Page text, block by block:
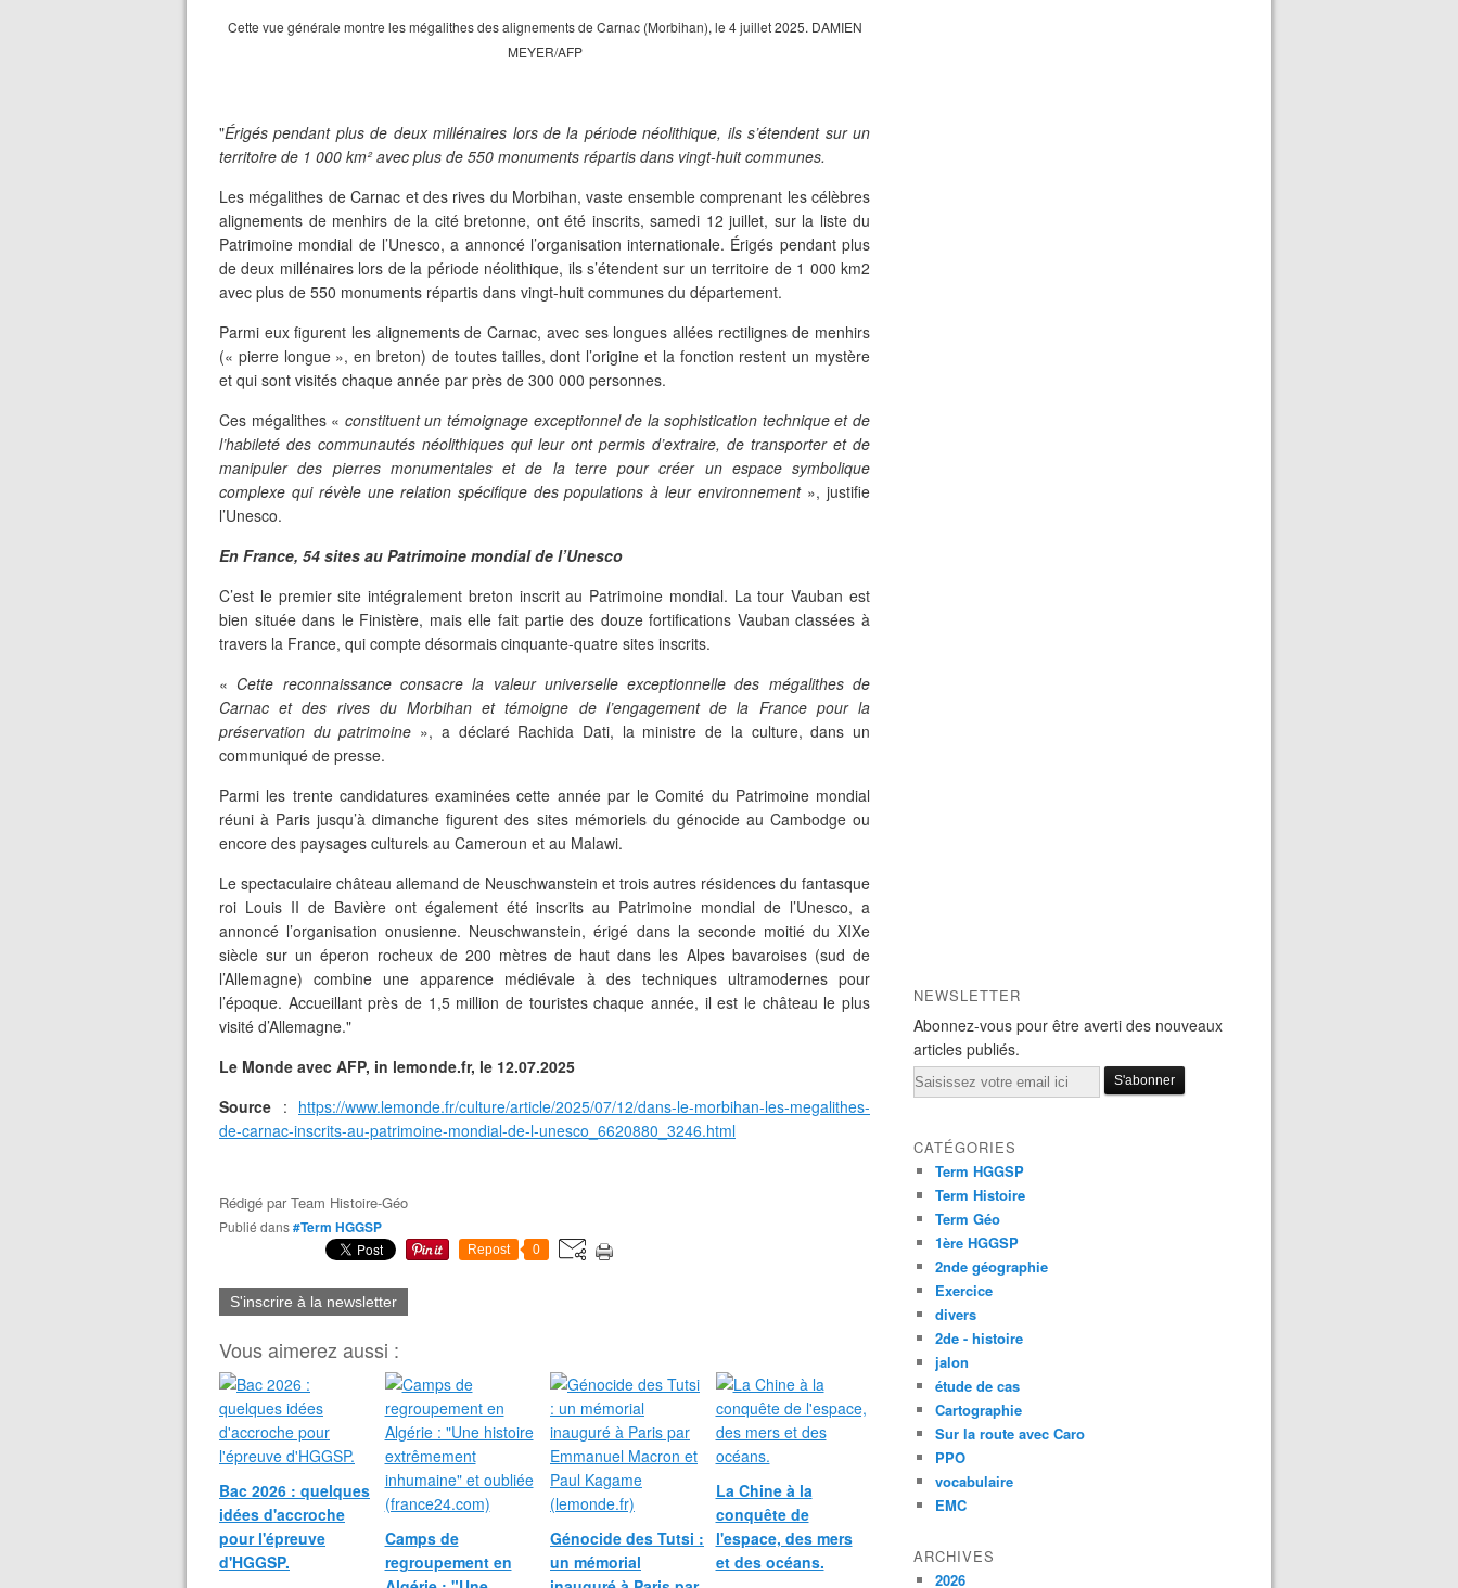
Cette vue générale montre les mégalithes des alignements de Carnac (Morbihan), le 4 juillet 2025. DAMIEN
MEYER/AFP
"Érigés pendant plus de deux millénaires lors de la période néolithique, ils s’étendent sur un
territoire de 1 000 km² avec plus de 550 monuments répartis dans vingt-huit communes.
Les mégalithes de Carnac et des rives du Morbihan, vaste ensemble comprenant les célèbres
alignements de menhirs de la cité bretonne, ont été inscrits, samedi 12 juillet, sur la liste du
Patrimoine mondial de l’Unesco, a annoncé l’organisation internationale. Érigés pendant plus
de deux millénaires lors de la période néolithique, ils s’étendent sur un territoire de 1 000 km2
avec plus de 550 monuments répartis dans vingt-huit communes du département.
Parmi eux figurent les alignements de Carnac, avec ses longues allées rectilignes de menhirs
(« pierre longue », en breton) de toutes tailles, dont l’origine et la fonction restent un mystère
et qui sont visités chaque année par près de 300 000 personnes.
Ces mégalithes « constituent un témoignage exceptionnel de la sophistication technique et de
l’habileté des communautés néolithiques qui leur ont permis d’extraire, de transporter et de
manipuler des pierres monumentales et de la terre pour créer un espace symbolique
complexe qui révèle une relation spécifique des populations à leur environnement», justifie
l’Unesco.
En France, 54 sites au Patrimoine mondial de l’Unesco
C’est le premier site intégralement breton inscrit au Patrimoine mondial. La tour Vauban est
bien située dans le Finistère, mais elle fait partie des douze fortifications Vauban classées à
travers la France, qui compte désormais cinquante-quatre sites inscrits.
« Cette reconnaissance consacre la valeur universelle exceptionnelle des mégalithes de
Carnac et des rives du Morbihan et témoigne de l’engagement de la France pour la
préservation du patrimoine », a déclaré Rachida Dati, la ministre de la culture, dans un
communiqué de presse.
Parmi les trente candidatures examinées cette année par le Comité du Patrimoine mondial
réuni à Paris jusqu’à dimanche figurent des sites mémoriels du génocide au Cambodge ou
encore des paysages culturels au Cameroun et au Malawi.
Le spectaculaire château allemand de Neuschwanstein et trois autres résidences du fantasque
roi Louis II de Bavière ont également été inscrits au Patrimoine mondial de l’Unesco, a
annoncé l’organisation onusienne. Neuschwanstein, érigé dans la seconde moitié du XIXe
siècle sur un éperon rocheux de 200 mètres de haut dans les Alpes bavaroises (sud de
l’Allemagne) combine une apparence médiévale à des techniques ultramodernes pour
l’époque. Accueillant près de 1,5 million de touristes chaque année, il est le château le plus
visité d’Allemagne."
Le Monde avec AFP, in lemonde.fr, le 12.07.2025
Source : https://www.lemonde.fr/culture/article/2025/07/12/dans-le-morbihan-les-megalithes-
de-carnac-inscrits-au-patrimoine-mondial-de-l-unesco_6620880_3246.html
Rédigé parTeam Histoire-Géo
Publié dans#Term HGGSP
Repost 0
S'inscrire à la newsletter
Vous aimerez aussi :
Bac 2026 : quelques
idées d'accroche
pour l'épreuve
d'HGGSP.
Camps de
regroupement en
Génocide des Tutsi :
un mémorial
La Chine à la
conquête de
l'espace, des mers
et des océans.
NEWSLETTER
Abonnez-vous pour être averti des nouveaux
articles publiés.
Email
CATÉGORIES
Term HGGSP
Term Histoire
Term Géo
1ère HGGSP
2nde géographie
Exercice
divers
2de - histoire
jalon
étude de cas
Cartographie
Sur la route avec Caro
PPO
vocabulaire
EMC
ARCHIVES
2026